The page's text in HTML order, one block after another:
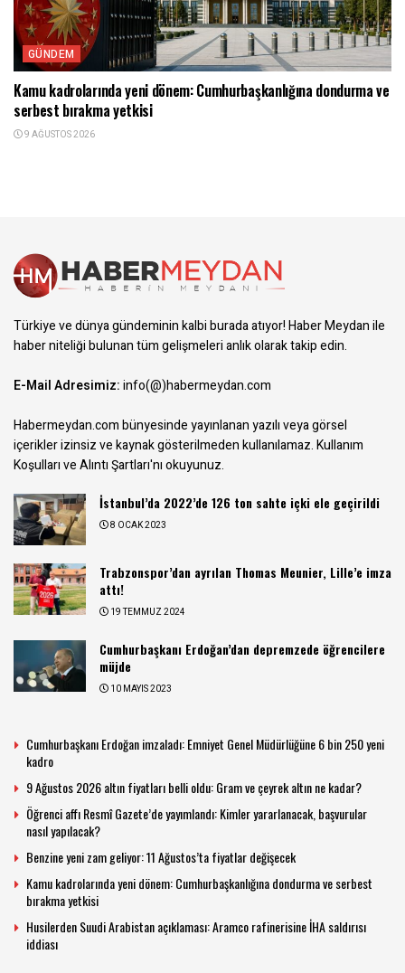
GÜNDEM
Kamu kadrolarında yeni dönem: Cumhurbaşkanlığına dondurma ve
serbest bırakma yetkisi
9 AĞUSTOS 2026
Türkiye ve dünya gündeminin kalbi burada atıyor! Haber Meydan ile
haber niteliği bulunan tüm gelişmeleri anlık olarak takip edin.
E-Mail Adresimiz:info(@)habermeydan.com
Habermeydan.com bünyesinde yayınlanan yazılı veya görsel
içerikler izinsiz ve kaynak gösterilmeden kullanılamaz.Kullanım
Koşulları ve Alıntı Şartları'nı okuyunuz.
İstanbul’da 2022’de 126 ton sahte içki ele geçirildi
8 OCAK 2023
Trabzonspor’dan ayrılan Thomas Meunier, Lille’e imza
attı!
19 TEMMUZ 2024
Cumhurbaşkanı Erdoğan’dan depremzede öğrencilere
müjde
10 MAYIS 2023
Cumhurbaşkanı Erdoğan imzaladı: Emniyet Genel Müdürlüğüne 6 bin 250 yeni
kadro
9 Ağustos 2026 altın fiyatları belli oldu: Gram ve çeyrek altın ne kadar?
Öğrenci affı Resmî Gazete’de yayımlandı: Kimler yararlanacak, başvurular
nasıl yapılacak?
Benzine yeni zam geliyor: 11 Ağustos’ta fiyatlar değişecek
Kamu kadrolarında yeni dönem: Cumhurbaşkanlığına dondurma ve serbest
bırakma yetkisi
Husilerden Suudi Arabistan açıklaması: Aramco rafinerisine İHA saldırısı
iddiası